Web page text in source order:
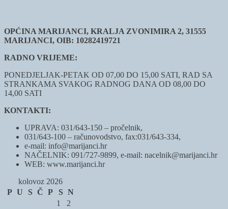
OPĆINA MARIJANCI, KRALJA ZVONIMIRA 2, 31555
MARIJANCI, OIB: 10282419721
RADNO VRIJEME:
PONEDJELJAK-PETAK OD 07,00 DO 15,00 SATI, RAD SA
STRANKAMA SVAKOG RADNOG DANA OD 08,00 DO
14,00 SATI
KONTAKTI:
UPRAVA: 031/643-150 – pročelnik,
031/643-100 – računovodstvo, fax:031/643-334,
e-mail: info@marijanci.hr
NAČELNIK: 091/727-9899, e-mail: nacelnik@marijanci.hr
WEB: www.marijanci.hr
kolovoz 2026
P U S Č P S N
1
2